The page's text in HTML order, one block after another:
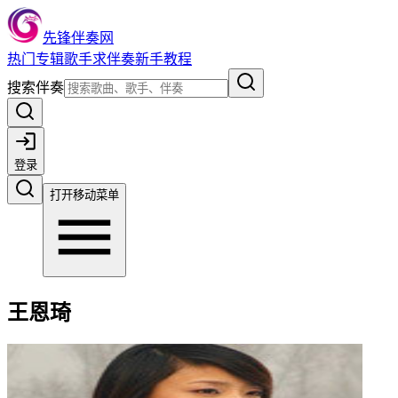
先锋伴奏网
热门 专辑歌手求伴奏新手教程
搜索伴奏
登录
打开移动菜单
王恩琦